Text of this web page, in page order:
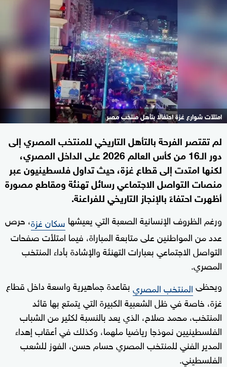
امتلآت شوارع غزة احتفالا بتأهل منتخب مصر
لم تقتصر الفرحة بالتأهل التاريخي للمنتخب المصري إلى
دور الـ16 من كأس العالم 2026 على الداخل المصري،
لكنها امتدت إلى قطاع غزة، حيث تداول فلسطينيون عبر
منصات التواصل الاجتماعي رسائل تهنئة ومقاطع مصورة
أظهرت احتفاءً بالإنجاز التاريخي للفراعنة.
ورغم الظروف الإنسانية الصعبة التي يعيشها سكان غزة، حرص
عدد من المواطنين على متابعة المباراة، فيما امتلأت صفحات
التواصل الاجتماعي بعبارات التهنئة والإشادة بأداء المنتخب
المصري.
ويحظىالمنتخب المصريبقاعدة جماهيرية واسعة داخل قطاع
غزة، خاصة في ظل الشعبية الكبيرة التي يتمتع بها قائد
المنتخب، محمد صلاح، الذي يعد بالنسبة لكثير من الشباب
الفلسطينيين نموذجا رياضيا ملهما، وكذلك في أعقاب إهداء
المدير الفني للمنتخب المصري حسام حسن، الفوز للشعب
الفلسطيني.